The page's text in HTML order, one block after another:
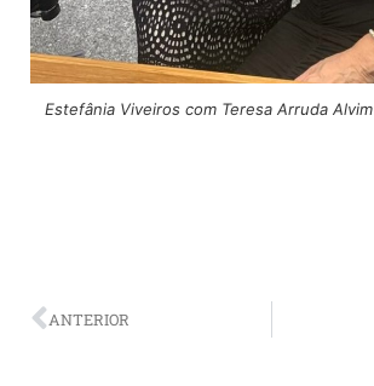
Estefânia Viveiros com Teresa Arruda Alvim
ANTERIOR